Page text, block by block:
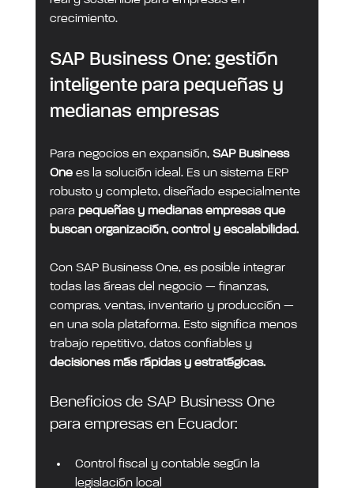
crecimiento.
SAP Business One: gestión
inteligente para pequeñas y
medianas empresas
Para negocios en expansión, SAP Business
One es la solución ideal. Es un sistema ERP
robusto y completo, diseñado especialmente
para pequeñas y medianas empresas que
buscan organización, control y escalabilidad.
Con SAP Business One, es posible integrar
todas las áreas del negocio — finanzas,
compras, ventas, inventario y producción —
en una sola plataforma. Esto significa menos
trabajo repetitivo, datos confiables y
decisiones más rápidas y estratégicas.
Beneficios de SAP Business One
para empresas en Ecuador:
Control fiscal y contable según la
legislación local